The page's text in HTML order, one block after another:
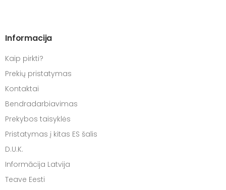
Informacija
Kaip pirkti?
Prekių pristatymas
Kontaktai
Bendradarbiavimas
Prekybos taisyklės
Pristatymas į kitas ES šalis
D.U.K.
Informācija Latvija
Teave Eesti